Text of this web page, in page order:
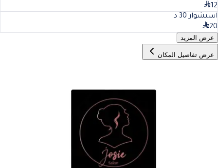
12
استشوار 30 د
20
عرض المزيد
عرض تفاصيل المكان